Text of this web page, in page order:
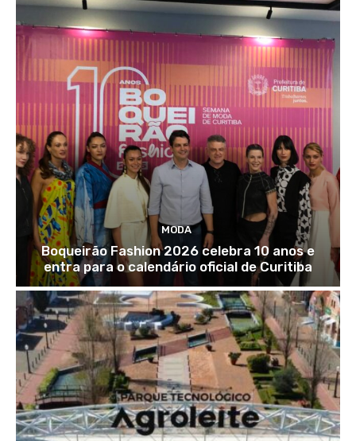
MODA
Boqueirão Fashion 2026 celebra 10 anos e
entra para o calendário oficial de Curitiba